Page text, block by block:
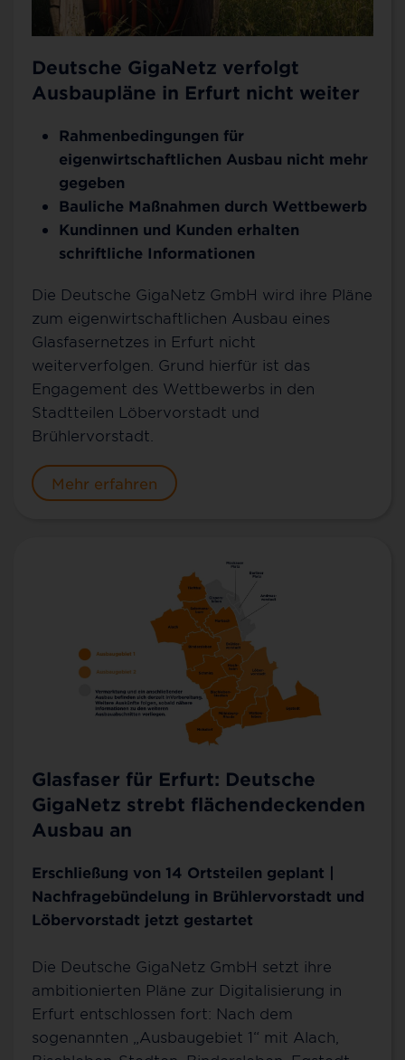
Deutsche GigaNetz verfolgt
Ausbaupläne in Erfurt nicht weiter
Rahmenbedingungen für
eigenwirtschaftlichen Ausbau nicht mehr
gegeben
Bauliche Maßnahmen durch Wettbewerb
Kundinnen und Kunden erhalten
schriftliche Informationen
Die Deutsche GigaNetz GmbH wird ihre Pläne
zum eigenwirtschaftlichen Ausbau eines
Glasfasernetzes in Erfurt nicht
weiterverfolgen. Grund hierfür ist das
Engagement des Wettbewerbs in den
Stadtteilen Löbervorstadt und
Brühlervorstadt.
Mehr erfahren
Glasfaser für Erfurt: Deutsche
GigaNetz strebt flächendeckenden
Ausbau an
Erschließung von 14 Ortsteilen geplant |
Nachfragebündelung in Brühlervorstadt und
Löbervorstadt jetzt gestartet
Die Deutsche GigaNetz GmbH setzt ihre
ambitionierten Pläne zur Digitalisierung in
Erfurt entschlossen fort: Nach dem
sogenannten „Ausbaugebiet 1“ mit Alach,